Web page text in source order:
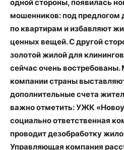
одной стороны, появилась
мошенников: под предлогом
по квартирам и избавляют
ценных вещей. С другой
золотой жилой для
сейчас очень
компании страны
дополнительные счета
важно отметить: УЖК
социально ответственная
проводит дезобработку
Управляющая компания